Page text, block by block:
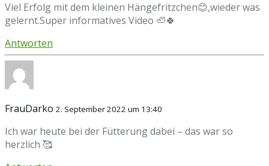
Viel Erfolg mit dem kleinen Hängefritzchen😊,wieder was
gelernt.Super informatives Video 🦥🍀
Antworten
FrauDarko 2. September 2022 um 13:40
Ich war heute bei der Fütterung dabei – das war so
herzlich 🥰